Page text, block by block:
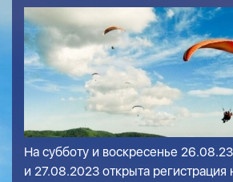
На субботу и воскресенье 26.08.23
и 27.08.2023 открыта регистрация